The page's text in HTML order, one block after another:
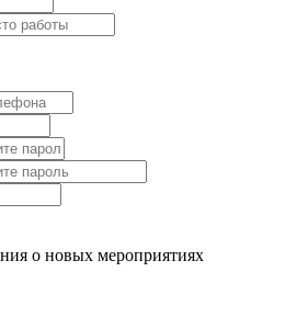
о новых мероприятиях